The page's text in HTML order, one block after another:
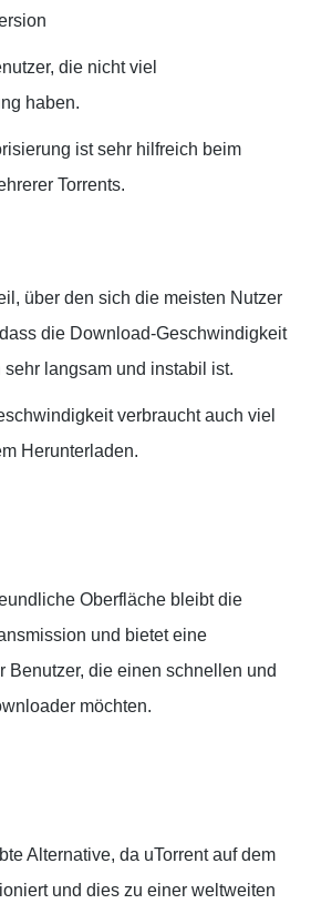
die nicht viel
haben.
ist sehr hilfreich beim
Torrents.
über den sich die meisten Nutzer
die Download-Geschwindigkeit
langsam und instabil ist.
verbraucht auch viel
Herunterladen.
Oberfläche bleibt die
und bietet eine
Benutzer, die einen schnellen und
möchten.
Alternative, da uTorrent auf dem
und dies zu einer weltweiten